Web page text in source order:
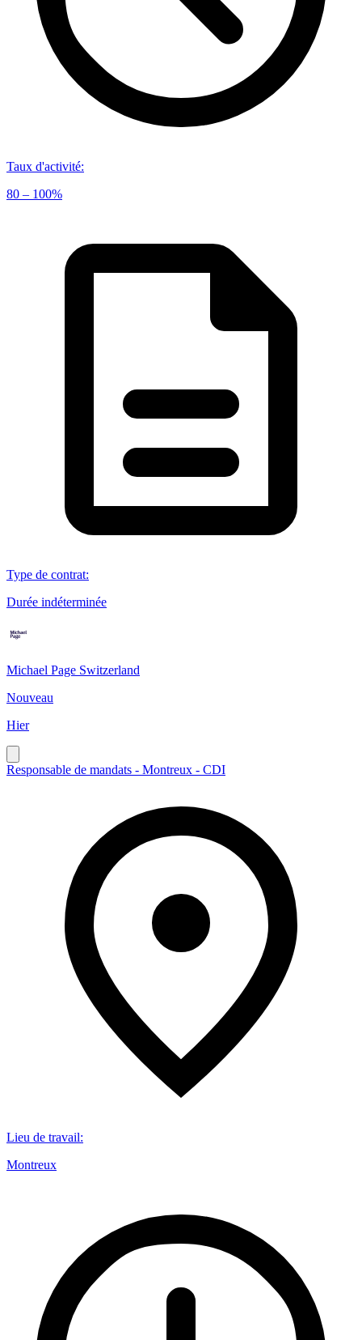
Taux d'activité:
80 – 100%
Type de contrat:
Durée indéterminée
Michael Page Switzerland
Nouveau
Hier
Responsable de mandats - Montreux - CDI
Lieu de travail:
Montreux